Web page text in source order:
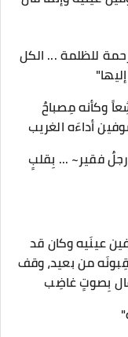
للظلمة ... الكل
وكأنه مِصباحٌ
أداءَه الغريب
فقير~ ... بِقلبٍ
عينَيه وكان قد
من بعيد، وقف
بِصوتٍ غاضِب